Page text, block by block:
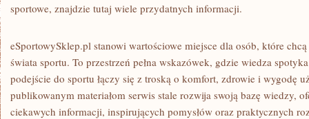
sportowe, znajdzie tutaj wiele przydatnych informacji.
eSportowySklep.pl stanowi wartościowe miejsce dla osób, które
świata sportu. To przestrzeń pełna wskazówek, gdzie wiedza
podejście do sportu łączy się z troską o komfort, zdrowie i wygodę
publikowanym materiałom serwis stale rozwija swoją bazę wiedzy,
ciekawych informacji, inspirujących pomysłów oraz praktycznych